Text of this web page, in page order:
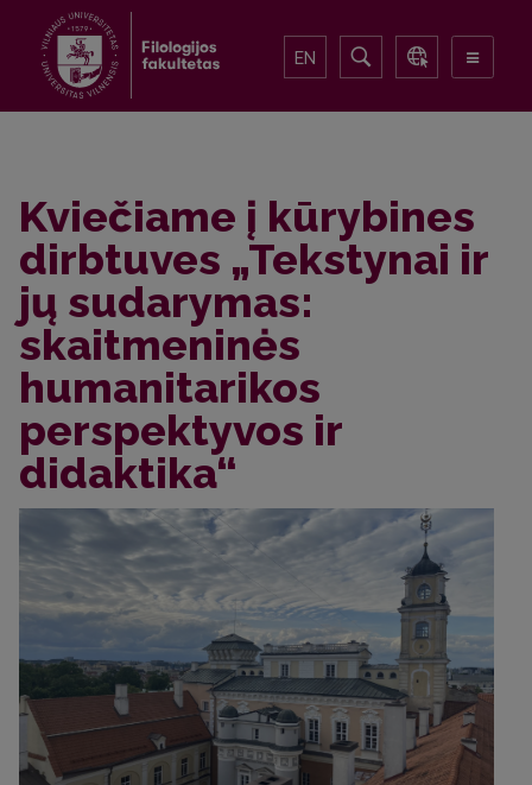
EN
Kviečiame į kūrybines
dirbtuves „Tekstynai ir
jų sudarymas:
skaitmeninės
humanitarikos
perspektyvos ir
didaktika“